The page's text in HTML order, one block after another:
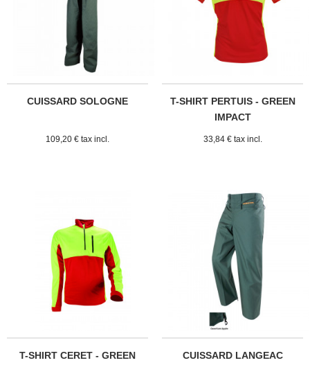
CUISSARD SOLOGNE
109,20 € tax incl.
T-SHIRT PERTUIS - GREEN
IMPACT
33,84 € tax incl.
T-SHIRT CERET - GREEN
CUISSARD LANGEAC